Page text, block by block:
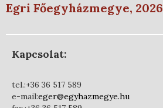
Egri Főegyházmegye, 2026
Kapcsolat:
tel.:+36 36 517 589
e-mail:eger@egyhazmegye.hu